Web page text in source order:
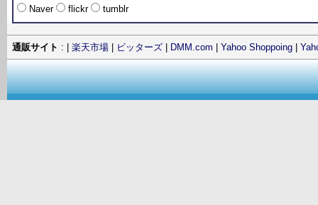
Naver
flickr tumblr
通販サイト : | 楽天市場 ビッターズ DMM.com Yahoo Shoppoing